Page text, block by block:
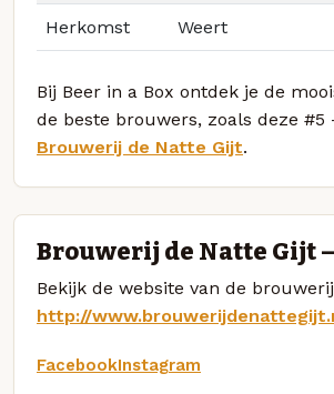
Herkomst Weert
Bij Beer in a Box ontdek je de
de beste brouwers, zoals deze #5
Brouwerij de Natte Gijt.
Brouwerij de Natte Gijt
Bekijk de website van de
http://
FacebookInstagram